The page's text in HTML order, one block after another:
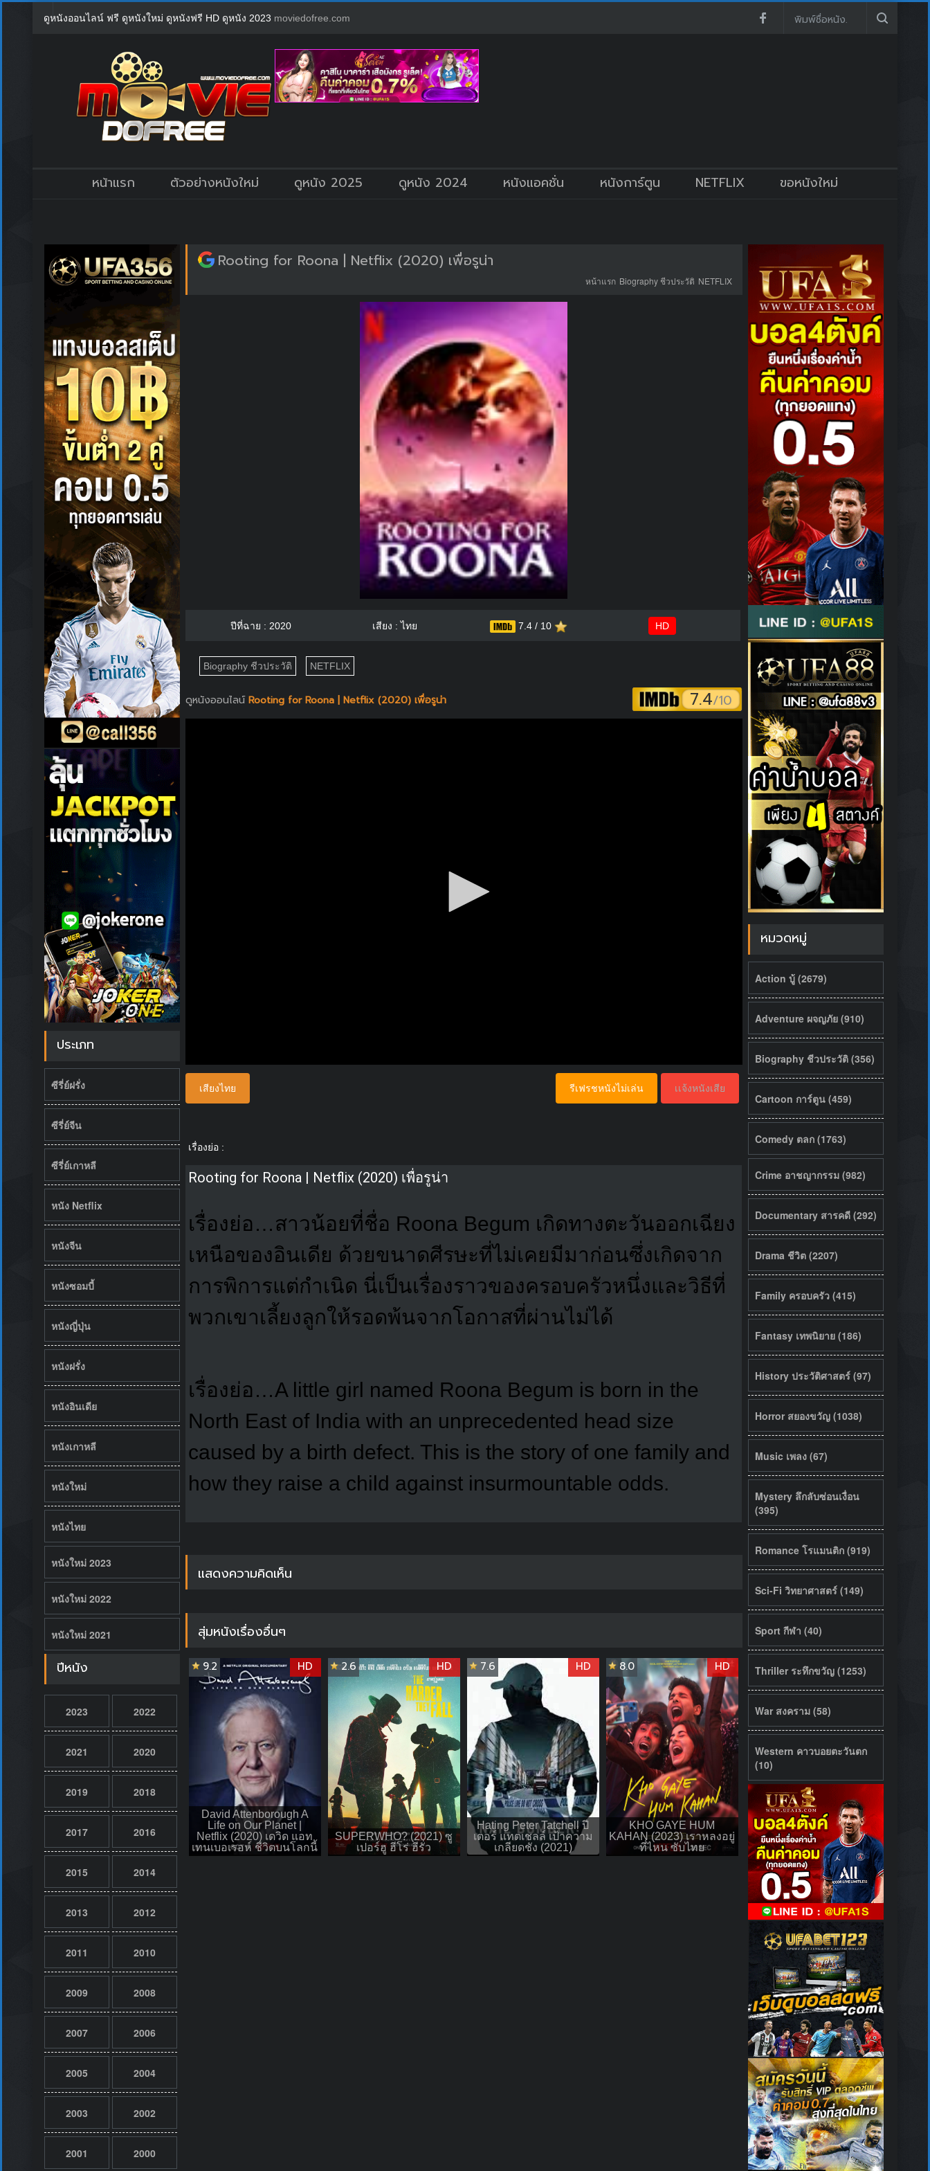
ดูหนังออนไลน์ ฟรี ดูหนังใหม่ ดูหนังฟรี HD ดูหนัง 2023 moviedofree.com
หน้าแรก ตัวอย่างหนังใหม่ ดูหนัง 2025 ดูหนัง 2024 หนังแอคชั่น หนังการ์ตูน NETFLIX ขอหนังใหม่
ประเภท
ซีรี่ย์ฝรั่ง
ซีรี่ย์จีน
ซีรี่ย์เกาหลี
หนัง Netflix
หนังจีน
หนังซอมบี้
หนังญี่ปุ่น
หนังฝรั่ง
หนังอินเดีย
หนังเกาหลี
หนังใหม่
หนังไทย
หนังใหม่ 2023
หนังใหม่ 2022
หนังใหม่ 2021
ปีหนัง
2023 2022
2021 2020
2019 2018
2017 2016
2015 2014
2013 2012
2011 2010
2009 2008
2007 2006
2005 2004
2003 2002
2001 2000
Rooting for Roona | Netflix (2020) เพื่อรูน่า
หน้าแรก Biography ชีวประวัติ NETFLIX
ปีที่ฉาย : 2020 เสียง : ไทย 7.4 / 10 HD
Biography ชีวประวัติ NETFLIX
ดูหนังออนไลน์Rooting for Roona | Netflix (2020) เพื่อรูน่า 7.4/10
เสียงไทย เเจ้งหนังเสีย
รีเฟรชหนังไม่เล่น
เรื่องย่อ :
Rooting for Roona | Netflix (2020) เพื่อรูน่า
เรื่องย่อ…สาวน้อยที่ชื่อ Roona Begum เกิดทางตะวันออกเฉียง
เหนือของอินเดีย ด้วยขนาดศีรษะที่ไม่เคยมีมาก่อนซึ่งเกิดจาก
การพิการแต่กำเนิด นี่เป็นเรื่องราวของครอบครัวหนึ่งและวิธีที่
พวกเขาเลี้ยงลูกให้รอดพ้นจากโอกาสที่ผ่านไม่ได้
เรื่องย่อ…A little girl named Roona Begum is born in the
North East of India with an unprecedented head size
caused by a birth defect. This is the story of one family and
how they raise a child against insurmountable odds.
แสดงความคิดเห็น
สุ่มหนังเรื่องอื่นๆ
David Attenborough A
Life on Our Planet |
Netflix (2020) เดวิด แอท
เทนเบอเรอห์ ชีวิตบนโลกนี้
9.2 HD
SUPERWHO? (2021) ซู
เปอร์ฮู ฮีโร่ ฮีรั่ว
2.6 HD
Hating Peter Tatchell ปี
เตอร์ แทตเชลล์ เป้าความ
เกลียดชัง (2021)
7.6 HD
KHO GAYE HUM
KAHAN (2023) เราหลงอยู่
ที่ไหน ซับไทย
8.0 HD
หมวดหมู่
Action บู้ (2679)
Adventure ผจญภัย (910)
Biography ชีวประวัติ (356)
Cartoon การ์ตูน (459)
Comedy ตลก (1763)
Crime อาชญากรรม (982)
Documentary สารคดี (292)
Drama ชีวิต (2207)
Family ครอบครัว (415)
Fantasy เทพนิยาย (186)
History ประวัติศาสตร์ (97)
Horror สยองขวัญ (1038)
Music เพลง (67)
Mystery ลึกลับซ่อนเงื่อน
(395)
Romance โรแมนติก (919)
Sci-Fi วิทยาศาสตร์ (149)
Sport กีฬา (40)
Thriller ระทึกขวัญ (1253)
War สงคราม (58)
Western คาวบอยตะวันตก
(10)